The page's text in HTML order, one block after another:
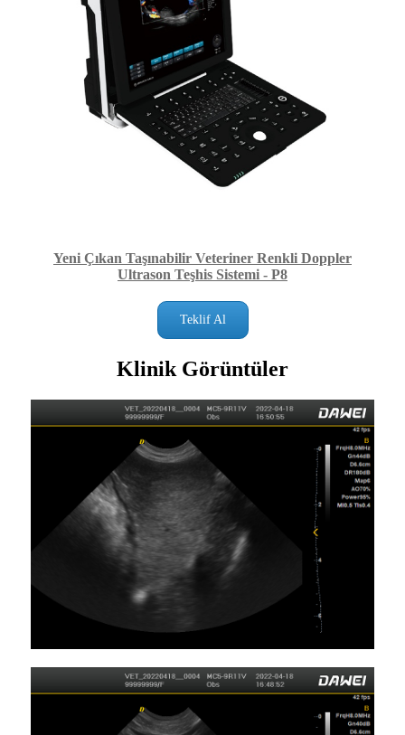
Yeni Çıkan Taşınabilir Veteriner Renkli Doppler
Ultrason Teşhis Sistemi - P8
Teklif Al
Klinik Görüntüler